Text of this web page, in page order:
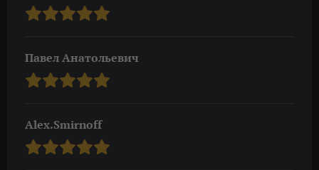
Павел Анатольевич
Alex.Smirnoff